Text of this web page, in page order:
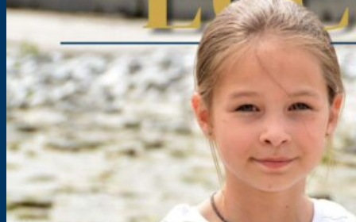
Größe: 86-176
zzgl.Versandkosten